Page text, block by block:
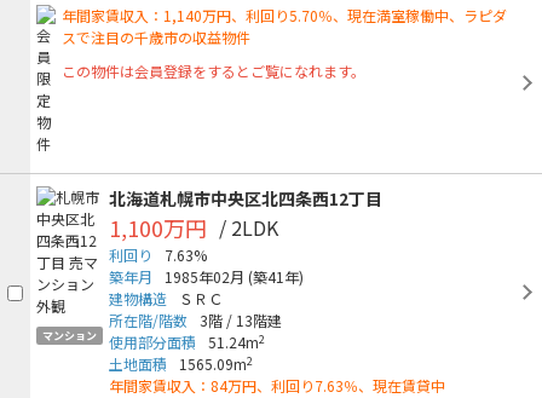
年間家賃収入：1,140万円、利回り5.70％、現在満室稼働中、ラピダ
スで注目の千歳市の収益物件
この物件は会員登録をするとご覧になれます。
マンション
北海道札幌市中央区北四条西12丁目
1,100万円 / 2LDK
利回り
7.63%
築年月
1985年02月 (築41年)
建物構造
ＳＲＣ
所在階/階数 3階 / 13階建
使用部分面積
51.24m2
土地面積 1565.09m2
年間家賃収入：84万円、利回り7.63％、現在賃貸中